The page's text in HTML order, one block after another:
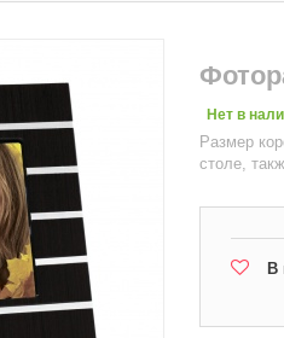
Нет в
Размер
столе,
В